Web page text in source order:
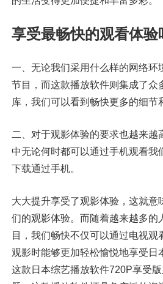
享受最畅快的观看体验
一、无论我们采用什么样的网络环
节目，而这款播放软件则集成了众
库，我们可以看到畅快更多的细节
二、对于观影体验的要求也越来越
中无论何时都可以通过手机观看我
下载通过手机。
大大提升享受了观影体验，这就意
们的观影体验。而随着越来越多的
目，我们畅快不仅可以通过电视观
观影时能够更加轻松愉悦地享受日
这款日本综艺播放软件720P享受